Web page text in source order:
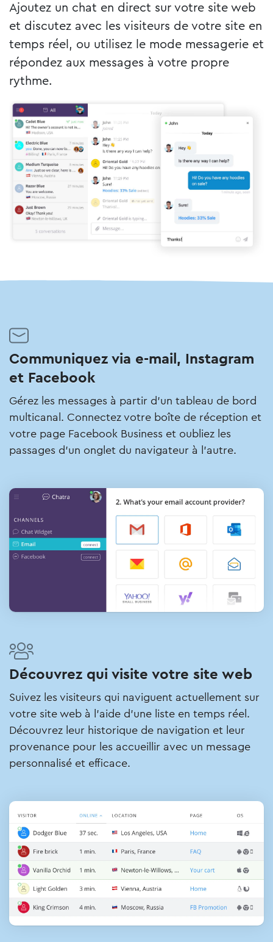
Ajoutez un chat en direct sur votre site web
et discutez avec les visiteurs de votre site en
temps réel, ou utilisez le mode messagerie et
répondez aux messages à votre propre
rythme.
Communiquez via e-mail, Instagram
et Facebook
Gérez les messages à partir d'un tableau de bord
multicanal. Connectez votre boîte de réception et
votre page Facebook Business et oubliez les
passages d'un onglet du navigateur à l'autre.
Découvrez qui visite votre site web
Suivez les visiteurs qui naviguent actuellement sur
votre site web à l'aide d'une liste en temps réel.
Découvrez leur historique de navigation et leur
provenance pour les accueillir avec un message
personnalisé et efficace.